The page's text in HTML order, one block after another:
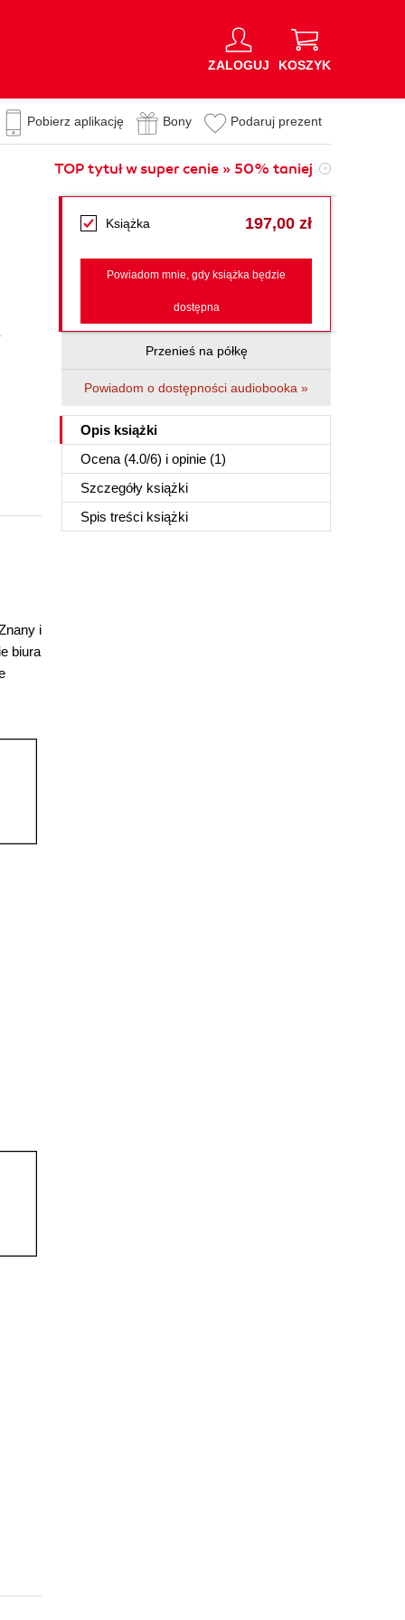
ZALOGUJ KOSZYK
Pobierz aplikację Bony Podaruj prezent
TOP tytuł w super cenie » 50% taniej
Książka 197,00 zł
Powiadom mnie, gdy książka będzie
dostępna
Przenieś na półkę
Powiadom o dostępności audiobooka »
Opis książki
Ocena (4.0/6) i opinie (1)
Szczegóły książki
Spis treści książki
i
biura